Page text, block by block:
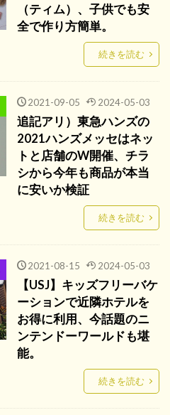
（ティム）、子供でも安
全で作り方簡単。
続きを読む
2021-09-05 2024-05-03
追記アリ）東急ハンズの
2021ハンズメッセはネッ
トと店舗のW開催、チラ
シから今年も商品が本当
に安いか検証
続きを読む
2021-08-15 2024-05-03
【USJ】キッズフリーバケ
ーションで近隣ホテルを
お得に利用、今話題のニ
ンテンドーワールドも堪
能。
続きを読む